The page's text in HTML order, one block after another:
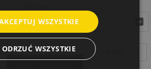
wybierz
wybierz
WSZYSTKIE
ODRZUĆ WSZYSTKIE